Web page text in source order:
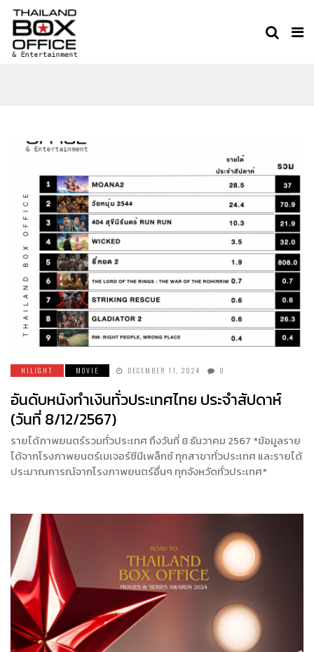
THAILAND BOX OFFICE
HILIGHT MOVIE DECEMBER 11, 2024 0
อันดับหนังทำเงินทั่วประเทศไทย ประจำสัปดาห์
(วันที่ 8/12/2567)
รายได้ภาพยนตร์รวมทั่วประเทศ ถึงวันที่ 8 ธันวาคม 2567 *ข้อมูลราย
ได้จากโรงภาพยนตร์เมเจอร์ซีนีเพล็กซ์ ทุกสาขาทั่วประเทศ และรายได้
ประมาณการณ์จากโรงภาพยนตร์อื่นๆ ทุกจังหวัดทั่วประเทศ*